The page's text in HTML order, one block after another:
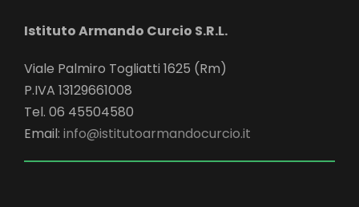
Istituto Armando Curcio S.R.L.
Viale Palmiro Togliatti 1625 (Rm)
P.IVA 13129661008
Tel. 06 45504580
Email: info@istitutoarmandocurcio.it